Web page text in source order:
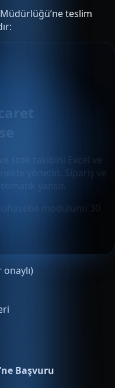
teslim
stok takibini Excel ve
yönetin. Sipariş ve
yansır.
modülünü 30
Başvuru